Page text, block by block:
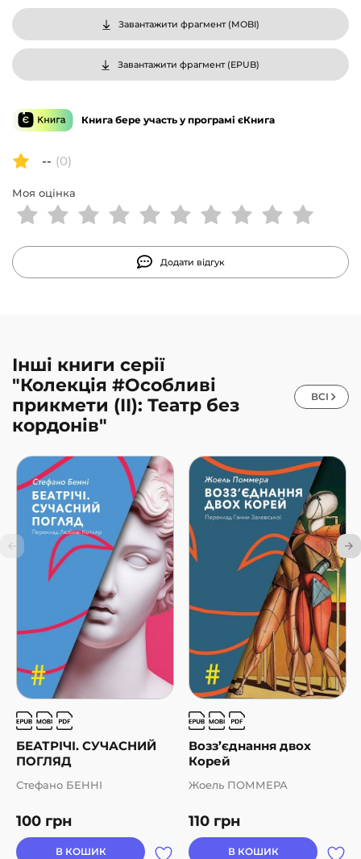
самогубство. За п’єсою «Батько» Ф. Зеллер зняв у
Голлівуді однойменний фільм (2020), який отримав
«Оскара». Стрічка за п’єсою «Син» побачила світ у 2022
році.
Завантажити фрагмент (MOBI)
Завантажити фрагмент (EPUB)
Книга бере участь у програмі єКнига
-- (0)
Моя оцінка
Додати відгук
Інші книги серії
"Колекція #Особливі
прикмети (II): Театр без
кордонів"
ВСІ
БЕАТРІЧІ. СУЧАСНИЙ
ПОГЛЯД
100 грн
Стефано БЕННІ
В КОШИК
Возз’єднання двох
Корей
110 грн
Жоель ПОММЕРА
В КОШИК